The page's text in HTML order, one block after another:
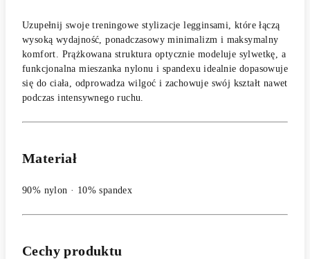
Uzupełnij swoje treningowe stylizacje legginsami, które łączą
wysoką wydajność, ponadczasowy minimalizm i maksymalny
komfort. Prążkowana struktura optycznie modeluje sylwetkę, a
funkcjonalna mieszanka nylonu i spandexu idealnie dopasowuje
się do ciała, odprowadza wilgoć i zachowuje swój kształt nawet
podczas intensywnego ruchu.
Materiał
90% nylon · 10% spandex
Cechy produktu